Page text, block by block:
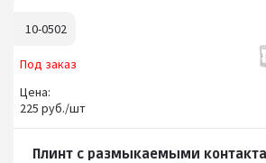
Плинт с размыкаемыми
Цена:
225 руб./шт
Под заказ
10-0502